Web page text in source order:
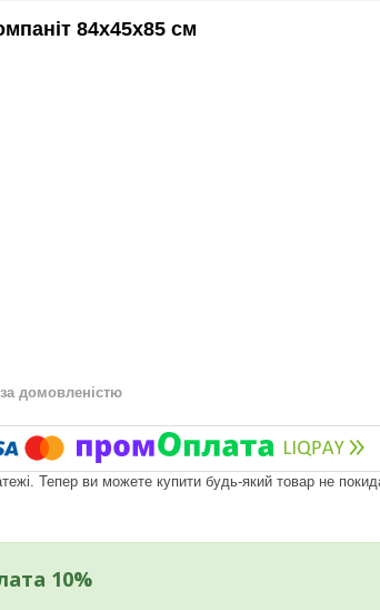
84х45х85 см
за домовленістю
Тепер ви можете купити будь-який товар не
10%